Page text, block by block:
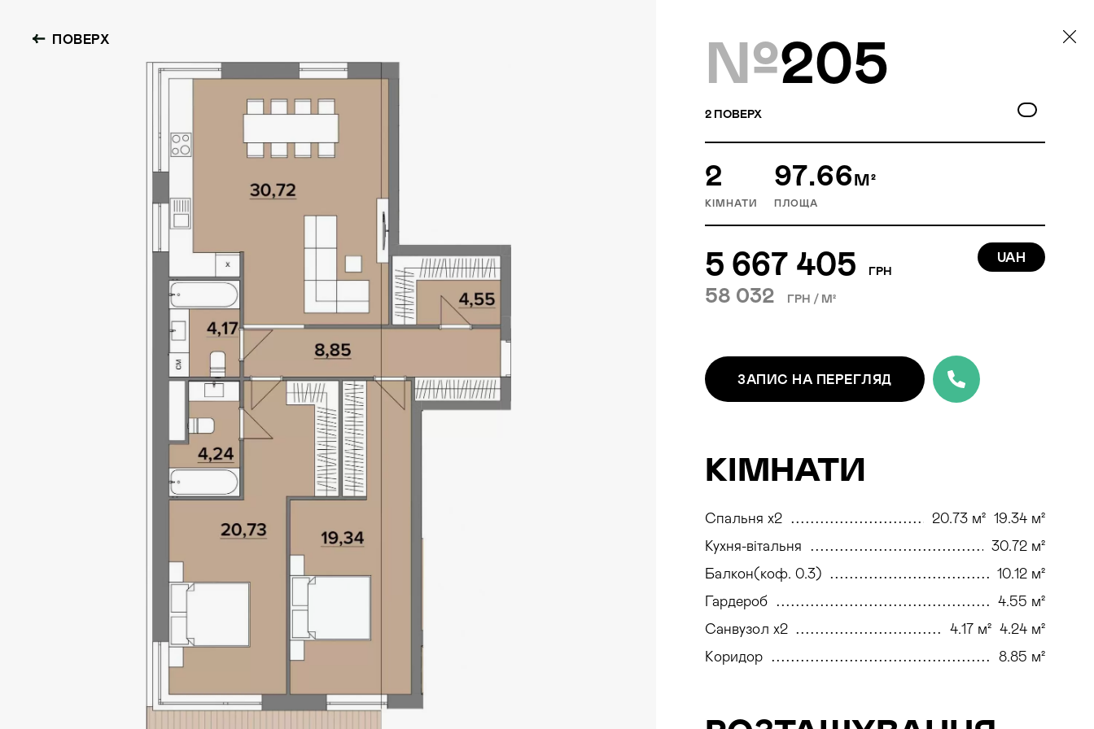
GOLOSEEV
HILLS
ПОВЕРХ №205
2 ПОВЕРХ
2
КІМНАТИ
97.66М²
ПЛОЩА
5 667 405 ГРН
58 032 ГРН / М²
UAH
ЗАПИС НА ПЕРЕГЛЯД
КІМНАТИ
Спальня x2 20.73 м² 19.34 м²
Кухня-вітальня
30.72 м²
Балкон(коф. 0.3)
10.12 м²
Гардероб
4.55 м²
Санвузол x2
4.17 м² 4.24 м²
Коридор
8.85 м²